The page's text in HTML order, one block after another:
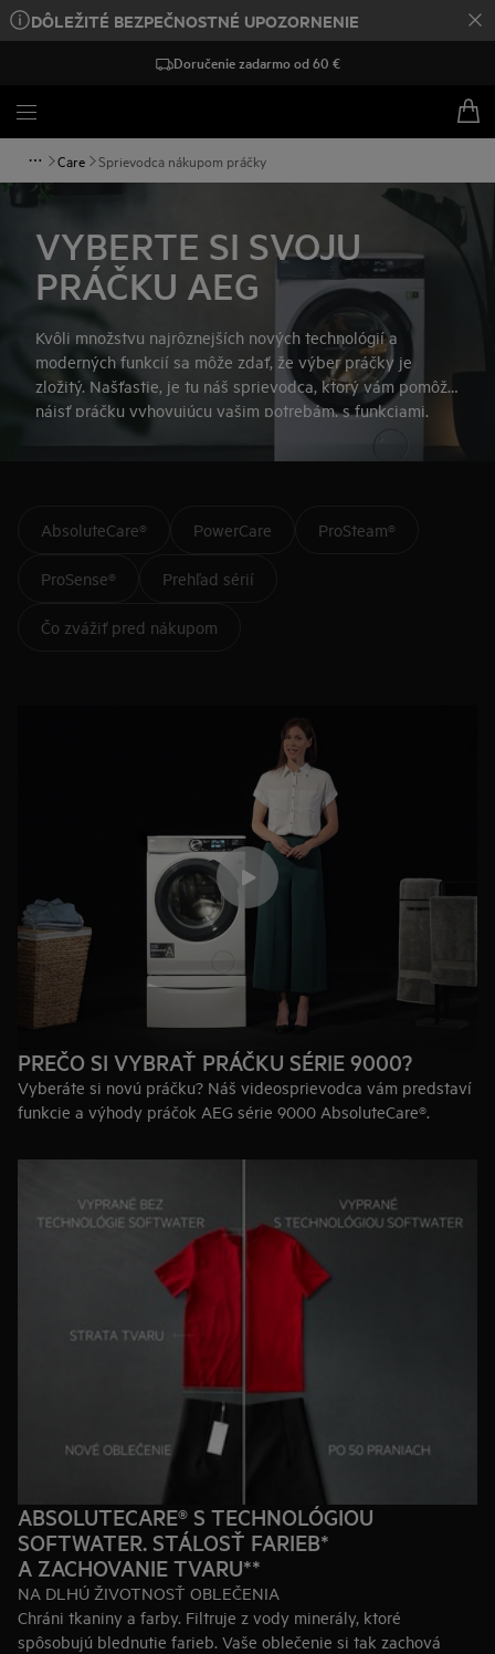
DÔLEŽITÉ BEZPEČNOSTNÉ UPOZORNENIE
Doručenie zadarmo od 60 €
Care Sprievodca nákupom práčky
VYBERTE SI SVOJU
PRÁČKU AEG
Kvôli množstvu najrôznejších nových technológií a
moderných funkcií sa môže zdať, že výber práčky je
zložitý. Našťastie, je tu náš sprievodca, ktorý vám pomôže
nájsť práčku vyhovujúcu vašim potrebám, s funkciami,
ktoré požadujete... A možno s jednou alebo dvomi navyše,
o ktorých ste ani nevedeli, že existujú.
AbsoluteCare® PowerCare ProSteam®
ProSense® Prehľad sérií
Čo zvážiť pred nákupom
PREČO SI VYBRAŤ PRÁČKU SÉRIE 9000?
Vyberáte si novú práčku? Náš videosprievodca vám predstaví
funkcie a výhody práčok AEG série 9000 AbsoluteCare®.
ABSOLUTECARE® S TECHNOLÓGIOU
SOFTWATER. STÁLOSŤ FARIEB*
A ZACHOVANIE TVARU**
NA DLHÚ ŽIVOTNOSŤ OBLEČENIA
Chráni tkaniny a farby. Filtruje z vody minerály, ktoré
spôsobujú blednutie farieb. Vaše oblečenie si tak zachová